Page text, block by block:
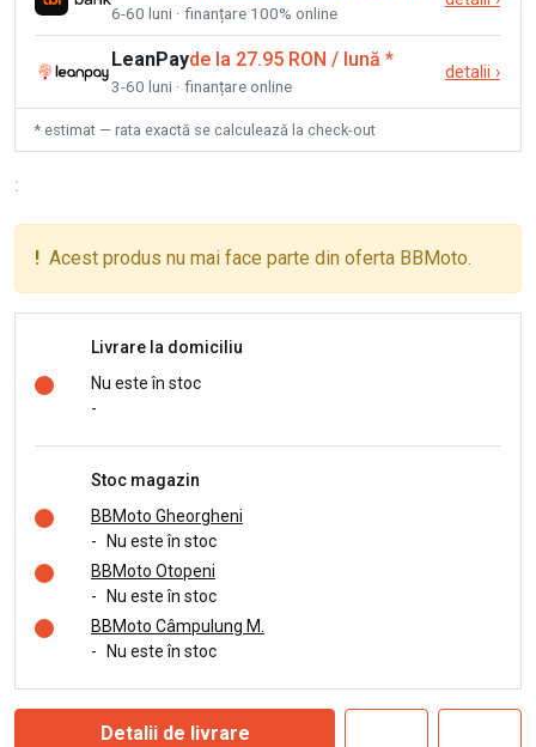
6-60 luni · finanțare 100% online
LeanPayde la 27.95 RON / lună *
3-60 luni · finanțare online
detalii ›
* estimat — rata exactă se calculează la check-out
:
! Acest produs nu mai face parte din oferta BBMoto.
Livrare la domiciliu
Nu este în stoc
-
Stoc magazin
BBMoto Gheorgheni
-
Nu este în stoc
BBMoto Otopeni
-
Nu este în stoc
BBMoto Câmpulung M.
-
Nu este în stoc
Detalii de livrare